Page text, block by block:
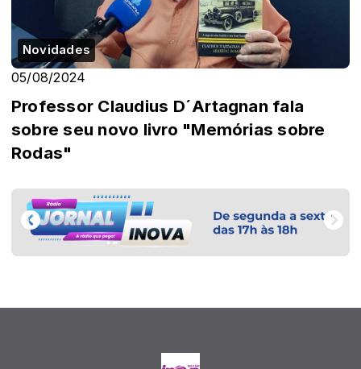
Novidades
05/08/2024
Professor Claudius D´Artagnan fala
sobre seu novo livro "Memórias sobre
Rodas"